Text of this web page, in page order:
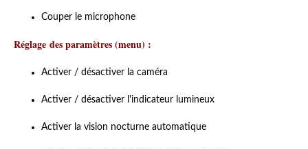
Couper le microphone
Réglage des paramètres (menu) :
Activer / désactiver la caméra
Activer / désactiver l'indicateur lumineux
Activer la vision nocturne automatique